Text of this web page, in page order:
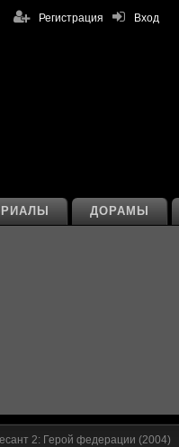
Вход
Регистрация
ДОРАМЫ
2: Герой федерации (2004)